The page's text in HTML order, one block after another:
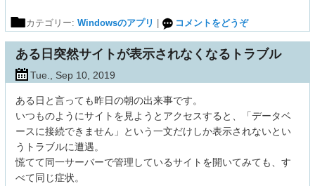
カテゴリー: Windowsのアプリ コメントをどうぞ
ある日突然サイトが表示されなくなるトラブル
Tue., Sep 10, 2019
ある日と言っても昨日の朝の出来事です。
いつものようにサイトを見ようとアクセスすると、「データベ
ースに接続できません」という一文だけしか表示されないとい
うトラブルに遭遇。
慌てて同一サーバーで管理しているサイトを開いてみても、す
べて同じ症状。